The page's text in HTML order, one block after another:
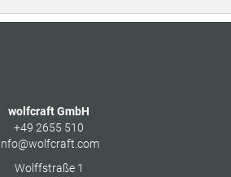
wolfcraft GmbH
+49 2655 510
info@wolfcraft.com
Wolffstraße 1